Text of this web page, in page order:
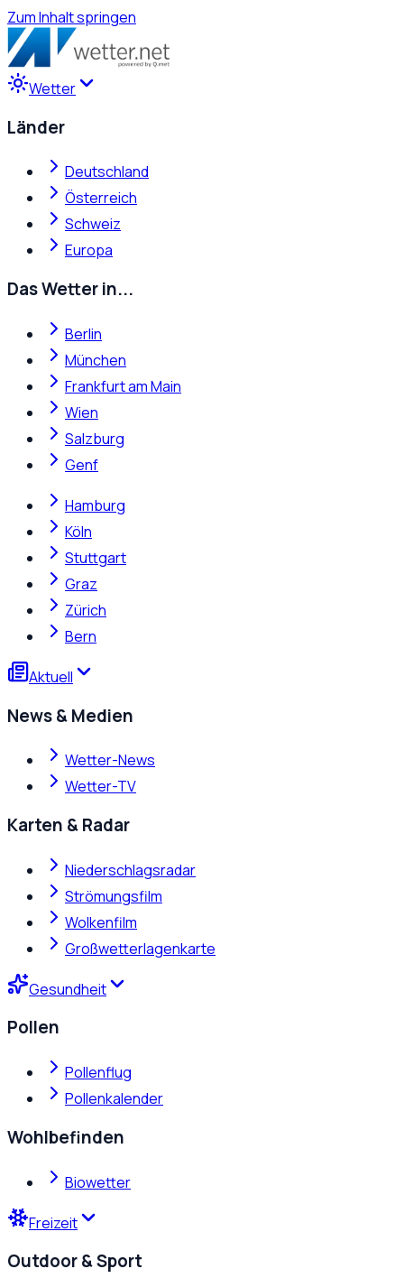
Zum Inhalt springen
Wetter
Länder
Deutschland
Österreich
Schweiz
Europa
Das Wetter in...
Berlin
München
Frankfurt am Main
Wien
Salzburg
Genf
Hamburg
Köln
Stuttgart
Graz
Zürich
Bern
Aktuell
News & Medien
Wetter-News
Wetter-TV
Karten & Radar
Niederschlagsradar
Strömungsfilm
Wolkenfilm
Großwetterlagenkarte
Gesundheit
Pollen
Pollenflug
Pollenkalender
Wohlbefinden
Biowetter
Freizeit
Outdoor & Sport